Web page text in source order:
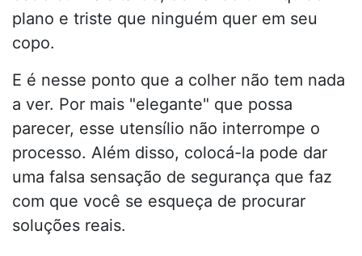
plano e triste que ninguém quer em seu
copo.
E é nesse ponto que a colher não tem nada
a ver. Por mais "elegante" que possa
parecer, esse utensílio não interrompe o
processo. Além disso, colocá-la pode dar
uma falsa sensação de segurança que faz
com que você se esqueça de procurar
soluções reais.